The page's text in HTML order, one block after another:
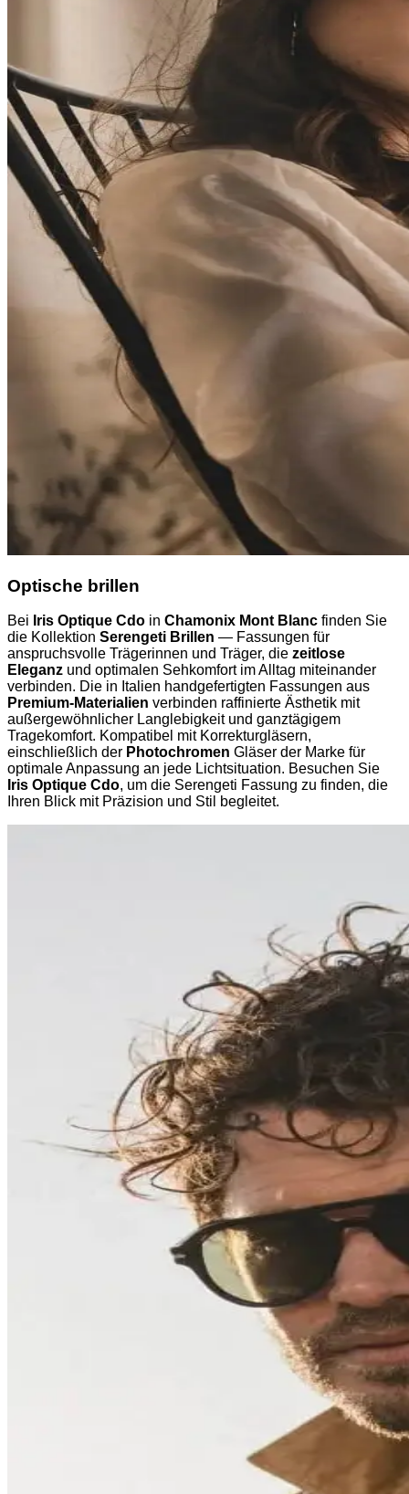
Optische brillen
Bei Iris Optique Cdo in Chamonix Mont Blanc finden Sie
die Kollektion Serengeti Brillen — Fassungen für
anspruchsvolle Trägerinnen und Träger, die zeitlose
Eleganz und optimalen Sehkomfort im Alltag miteinander
verbinden. Die in Italien handgefertigten Fassungen aus
Premium-Materialien verbinden raffinierte Ästhetik mit
außergewöhnlicher Langlebigkeit und ganztägigem
Tragekomfort. Kompatibel mit Korrekturgläsern,
einschließlich der Photochromen Gläser der Marke für
optimale Anpassung an jede Lichtsituation. Besuchen Sie
Iris Optique Cdo, um die Serengeti Fassung zu finden, die
Ihren Blick mit Präzision und Stil begleitet.